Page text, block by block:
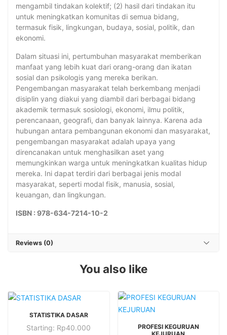
mengambil tindakan kolektif; (2) hasil dari tindakan itu
untuk meningkatkan komunitas di semua bidang,
termasuk fisik, lingkungan, budaya, sosial, politik, dan
ekonomi.
Dalam situasi ini, pertumbuhan masyarakat memberikan
manfaat yang lebih kuat dari orang-orang dan ikatan
sosial dan psikologis yang mereka berikan.
Pengembangan masyarakat telah berkembang menjadi
disiplin yang diakui yang diambil dari berbagai bidang
akademik termasuk sosiologi, ekonomi, ilmu politik,
perencanaan, geografi, dan banyak lainnya. Karena ada
hubungan antara pembangunan ekonomi dan masyarakat,
pengembangan masyarakat adalah upaya yang
direncanakan untuk menghasilkan aset yang
memungkinkan warga untuk meningkatkan kualitas hidup
mereka. Ini dapat terdiri dari berbagai jenis modal
masyarakat, seperti modal fisik, manusia, sosial,
keuangan, dan lingkungan.
ISBN : 978-634-7214-10-2
Reviews (0)
You also like
STATISTIKA DASAR
Starting: Rp40.000
PROFESI KEGURUAN